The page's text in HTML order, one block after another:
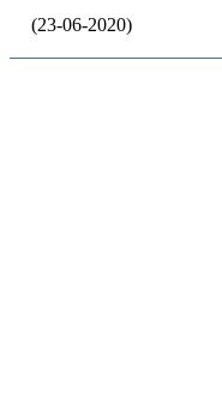
(23-06-2020)